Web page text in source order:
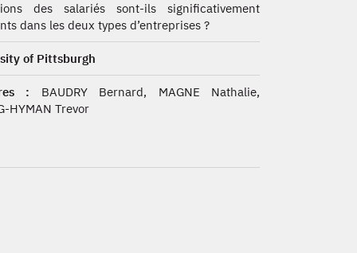
des salariés sont-ils significativement
dans les deux types d’entreprises ?
of Pittsburgh
: BAUDRY Bernard, MAGNE Nathalie,
HYMAN Trevor